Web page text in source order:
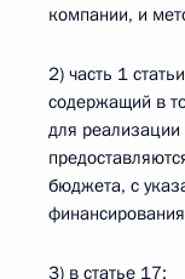
компании, и
2) часть 1
содержащий в
для реализации
бюджета, с
3) в статье 17: